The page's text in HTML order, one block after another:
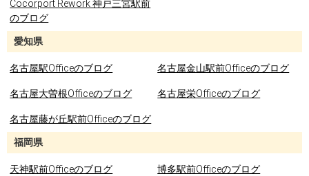
Cocorport Rework 神戸三宮駅前
のブログ
愛知県
名古屋駅Officeのブログ 名古屋金山駅前Officeのブログ
名古屋大曽根Officeのブログ 名古屋栄Officeのブログ
名古屋藤が丘駅前Officeのブログ
福岡県
天神駅前Officeのブログ 博多駅前Officeのブログ